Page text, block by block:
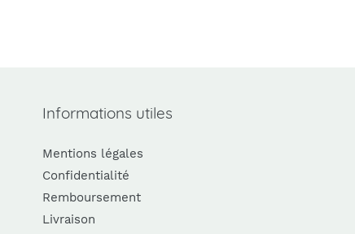
Informations utiles
Mentions légales
Confidentialité
Remboursement
Livraison